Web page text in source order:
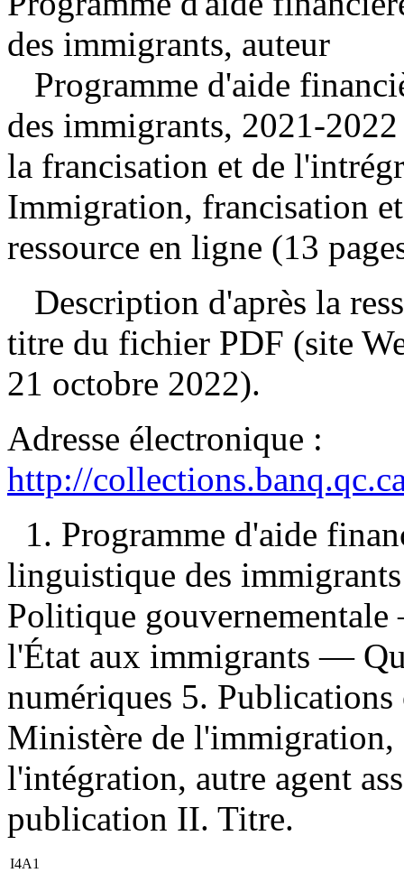
des immigrants, auteur
Programme d'aide
des immigrants, 2021-
la francisation et de
Immigration, francisation
ressource en ligne (13
Description d'après la
titre du fichier PDF (site
21 octobre 2022).
Adresse électronique :
http://
1. Programme d'aide
linguistique des
Politique
l'État aux immigrants —
numériques 5.
Ministère de l'immigration,
l'intégration, autre agent
publication II. Titre.
I4A1